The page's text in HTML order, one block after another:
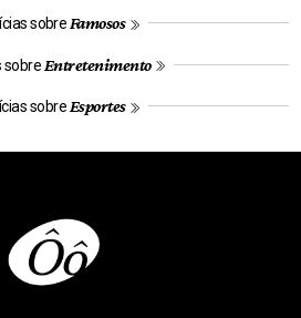
sobreFamosos
sobre Entretenimento
sobreEsportes